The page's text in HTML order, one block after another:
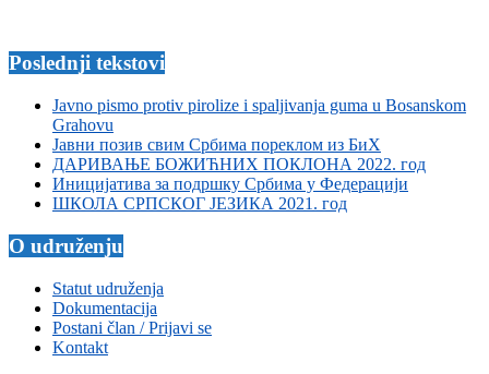
Poslednji tekstovi
Javno pismo protiv pirolize i spaljivanja guma u Bosanskom
Grahovu
Јавни позив свим Србима пореклом из БиХ
ДАРИВАЊЕ БОЖИЋНИХ ПОКЛОНА 2022. год
Иницијатива за подршку Србима у Федерацији
ШКОЛА СРПСКОГ ЈЕЗИКА 2021. год
O udruženju
Statut udruženja
Dokumentacija
Postani član / Prijavi se
Kontakt